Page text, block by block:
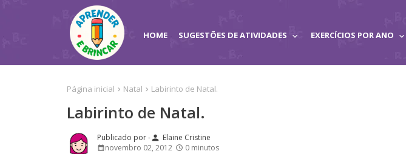
HOME SUGESTÕES DE ATIVIDADES EXERCÍCIOS POR ANO
Página inicial Natal Labirinto de Natal.
Labirinto de Natal.
person Elaine Cristine
novembro 02, 2012
0 minutos